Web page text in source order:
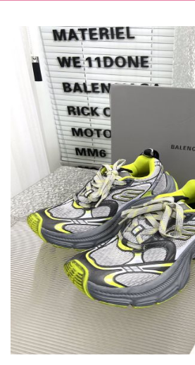
理
yoyocopys@gmail.com
2026人気特集
バッグ
財布
時計
服
ズボン
衣装セット
靴
住まい用品
アクセサリー
ベルト
スカーフ
アイフォーンケ
ース
小物
最
新
品
当店は正真正銘のn級スーパーコピーの
2026春の新作続々更新中！期間中のご注
新作入荷！ルイ・ヴィトンスーパーコピ